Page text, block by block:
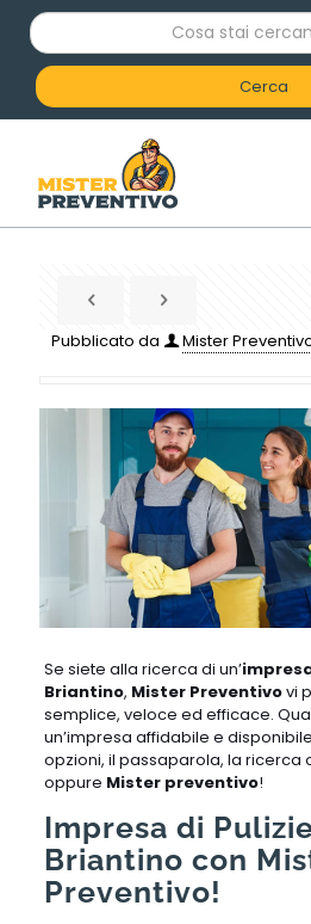
C
o
a
c
e
Pubblicato da Mister
Se siete alla ricerca di un’
Briantino, Mister Preventivovi
semplice, veloce ed efficace.
un’impresa affidabile e
opzioni, il passaparola, la ricerca
oppure Mister preventivo!
Impresa di
Briantino con
Preventivo!